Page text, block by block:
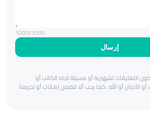
إرسال
1000/1000
التعليقات تشهيرية أو مسيئة تجاه الكاتب أو
الأديان أو الله. كما يجب ألا تتضمن إهانات أو تحريضاً